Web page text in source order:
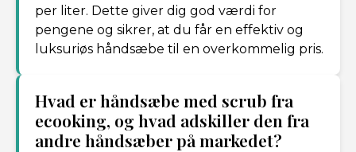
per liter. Dette giver dig god værdi for
pengene og sikrer, at du får en effektiv og
luksuriøs håndsæbe til en overkommelig pris.
Hvad er håndsæbe med scrub fra
ecooking, og hvad adskiller den fra
andre håndsæber på markedet?